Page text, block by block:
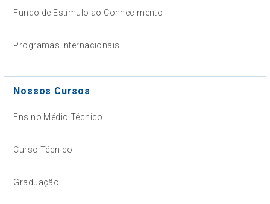
Fundo de Estímulo ao Conhecimento
Programas Internacionais
Nossos Cursos
Ensino Médio Técnico
Curso Técnico
Graduação